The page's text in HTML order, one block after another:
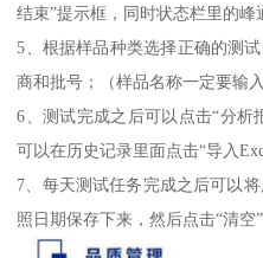
结束”提示框，同时状态栏里的峰
5、根据样品种类选择正确的测
商和批号；（样品名称一定要输
6、测试完成之后可以点击“分析
可以在历史记录里面点击“导入
7、每天测试任务完成之后可以
照日期保存下来，然后点击“清空